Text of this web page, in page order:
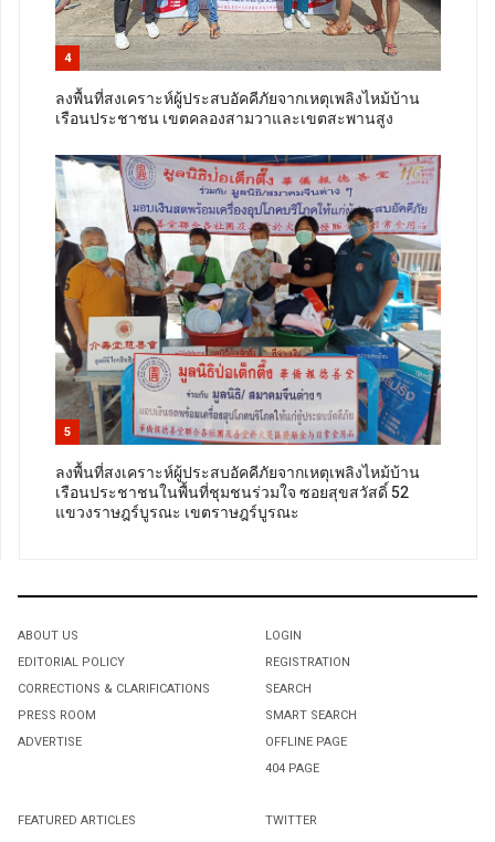
4
ลงพื้นที่สงเคราะห์ผู้ประสบอัคคีภัยจากเหตุเพลิงไหม้บ้าน
เรือนประชาชน เขตคลองสามวาและเขตสะพานสูง
5
ลงพื้นที่สงเคราะห์ผู้ประสบอัคคีภัยจากเหตุเพลิงไหม้บ้าน
เรือนประชาชนในพื้นที่ชุมชนร่วมใจ ซอยสุขสวัสดิ์ 52
แขวงราษฎร์บูรณะ เขตราษฎร์บูรณะ
ABOUT US
EDITORIAL POLICY
CORRECTIONS & CLARIFICATIONS
PRESS ROOM
ADVERTISE
LOGIN
REGISTRATION
SEARCH
SMART SEARCH
OFFLINE PAGE
404 PAGE
FEATURED ARTICLES
TWITTER